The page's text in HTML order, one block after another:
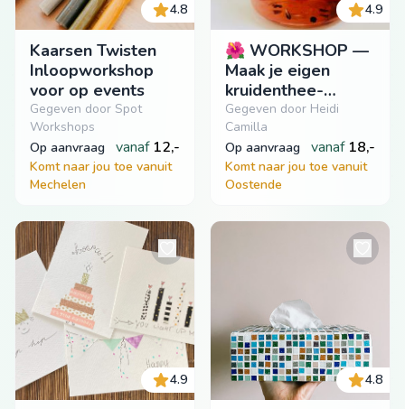
4.8
Kaarsen Twisten
Inloopworkshop
voor op events
Gegeven door Spot
Workshops
op aanvraag
vanaf 12,-
Komt naar jou toe vanuit
Mechelen
4.9
🌺 WORKSHOP —
Maak je eigen
kruidenthee-
blends
Gegeven door Heidi
Camilla
op aanvraag
vanaf 18,-
Komt naar jou toe vanuit
Oostende
4.9 4.8